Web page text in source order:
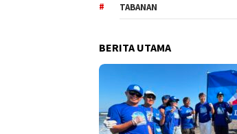
TABANAN
BERITA UTAMA